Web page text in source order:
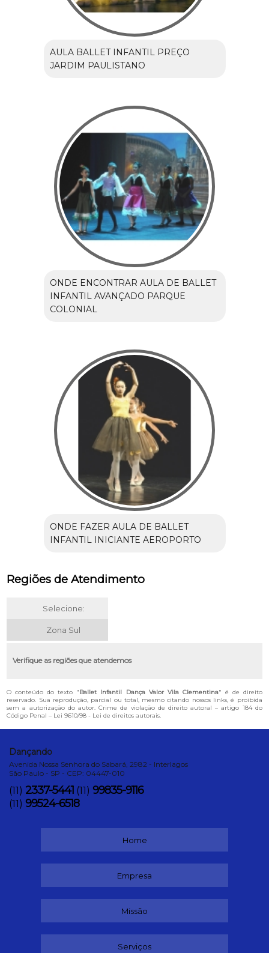
AULA BALLET INFANTIL PREÇO
JARDIM PAULISTANO
ONDE ENCONTRAR AULA DE BALLET
INFANTIL AVANÇADO PARQUE
COLONIAL
ONDE FAZER AULA DE BALLET
INFANTIL INICIANTE AEROPORTO
Regiões de Atendimento
Selecione:
Zona Sul
Verifique as regiões que atendemos
O conteúdo do texto "Ballet Infantil Dança Valor Vila Clementina" é de direito
reservado. Sua reprodução, parcial ou total, mesmo citando nossos links, é proibida
sem a autorização do autor. Crime de violação de direito autoral – artigo 184 do
Código Penal – Lei 9610/98 - Lei de direitos autorais.
Dançando
Avenida Nossa Senhora do Sabará, 2982 - Interlagos
São Paulo - SP - CEP: 04447-010
(11) 2337-5441 (11) 99835-9116
(11) 99524-6518
Home
Empresa
Missão
Serviços